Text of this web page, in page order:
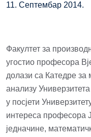
11. Септембар 2014.
Факултет за
угостио професора
долази са Катедре за
анализу
у посјети
интереса професора
једначине,